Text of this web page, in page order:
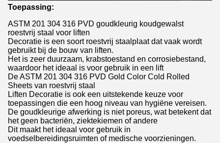
Toepassing:
ASTM 201 304 316 PVD goudkleurig koudgewalst
roestvrij staal voor liften
Decoratie is een soort roestvrij staalplaat dat vaak wordt
gebruikt bij de bouw van liften.
Het is zeer duurzaam, krabstoestand en corrosiebestand,
waardoor het ideaal is voor gebruik in een lift
De ASTM 201 304 316 PVD Gold Color Cold Rolled
Sheets van roestvrij staal
Liften Decoratie is ook een uitstekende keuze voor
toepassingen die een hoog niveau van hygiëne vereisen.
De goudkleurige afwerking is niet poreus, wat betekent dat
het geen bacteriën, ziektekiemen of andere
Dit maakt het ideaal voor gebruik in
voedselbereidingsruimten of medische voorzieningen.